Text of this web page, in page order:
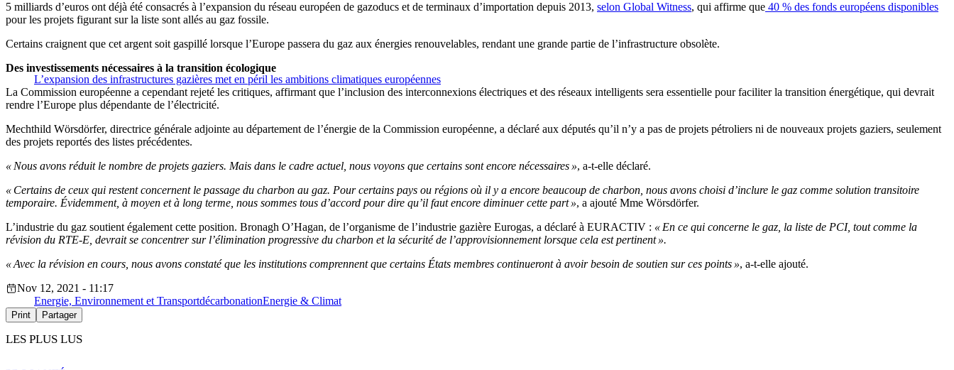
5 milliards d’euros ont déjà été consacrés à l’expansion du réseau européen de gazoducs et de terminaux d’importation depuis 2013, selon Global Witness, qui affirme que 40 % des fonds européens disponibles
pour les projets figurant sur la liste sont allés au gaz fossile.
Certains craignent que cet argent soit gaspillé lorsque l’Europe passera du gaz aux énergies renouvelables, rendant une grande partie de l’infrastructure obsolète.
L’expansion des infrastructures gazières met en péril les ambitions climatiques européennes
Des investissements nécessaires à la transition écologique
La Commission européenne a cependant rejeté les critiques, affirmant que l’inclusion des interconnexions électriques et des réseaux intelligents sera essentielle pour faciliter la transition énergétique, qui devrait
rendre l’Europe plus dépendante de l’électricité.
Mechthild Wörsdörfer, directrice générale adjointe au département de l’énergie de la Commission européenne, a déclaré aux députés qu’il n’y a pas de projets pétroliers ni de nouveaux projets gaziers, seulement
des projets reportés des listes précédentes.
« Nous avons réduit le nombre de projets gaziers. Mais dans le cadre actuel, nous voyons que certains sont encore nécessaires », a-t-elle déclaré.
« Certains de ceux qui restent concernent le passage du charbon au gaz. Pour certains pays ou régions où il y a encore beaucoup de charbon, nous avons choisi d’inclure le gaz comme solution transitoire
temporaire. Évidemment, à moyen et à long terme, nous sommes tous d’accord pour dire qu’il faut encore diminuer cette part », a ajouté Mme Wörsdörfer.
L’industrie du gaz soutient également cette position. Bronagh O’Hagan, de l’organisme de l’industrie gazière Eurogas, a déclaré à EURACTIV : « En ce qui concerne le gaz, la liste de PCI, tout comme la
révision du RTE-E, devrait se concentrer sur l’élimination progressive du charbon et la sécurité de l’approvisionnement lorsque cela est pertinent ».
« Avec la révision en cours, nous avons constaté que les institutions comprennent que certains États membres continueront à avoir besoin de soutien sur ces points », a-t-elle ajouté.
Nov 12, 2021 - 11:17
Energie, Environnement et TransportdécarbonationEnergie & Climat
Print Partager
LES PLUS LUS